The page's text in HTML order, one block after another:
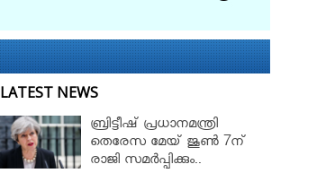
LATEST NEWS
ബ്രിട്ടീഷ് പ്രധാനമന്ത്രി
തെരേസ മേയ് ജൂണ്‍ 7ന്
രാജി സമർപ്പിക്കും..